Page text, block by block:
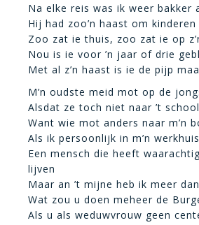
Na elke reis was ik weer bakker
Hij had zoo’n haast om
Zoo zat ie thuis, zoo zat ie op
Nou is ie voor ’n jaar of drie
Met al z’n haast is ie de pijp
M’n oudste meid mot op de
Alsdat ze toch niet naar ’t
Want wie mot anders naar m’n
Als ik persoonlijk in m’n
Een mensch die heeft
lijven
Maar an ’t mijne heb ik meer
Wat zou u doen meheer de
Als u als weduwvrouw geen